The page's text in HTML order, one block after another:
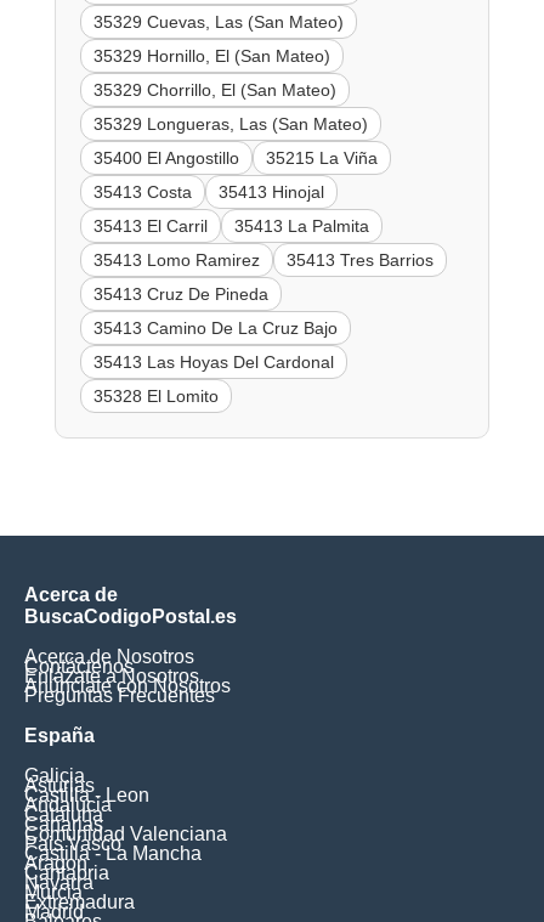
35329 Cuevas, Las (San Mateo)
35329 Hornillo, El (San Mateo)
35329 Chorrillo, El (San Mateo)
35329 Longueras, Las (San Mateo)
35400 El Angostillo
35215 La Viña
35413 Costa
35413 Hinojal
35413 El Carril
35413 La Palmita
35413 Lomo Ramirez
35413 Tres Barrios
35413 Cruz De Pineda
35413 Camino De La Cruz Bajo
35413 Las Hoyas Del Cardonal
35328 El Lomito
Acerca de
BuscaCodigoPostal.es
Acerca de Nosotros
Contáctenos
Enlázate a Nosotros
Anúnciate con Nosotros
Preguntas Frecuentes
España
Galicia
Asturias
Castilla - Leon
Andalucia
Cataluna
Canarias
Comunidad Valenciana
Pais Vasco
Castilla - La Mancha
Aragon
Cantabria
Navarra
Murcia
Extremadura
Madrid